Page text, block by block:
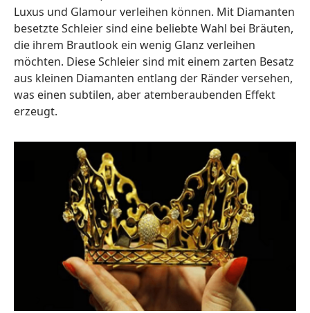
Luxus und Glamour verleihen können. Mit Diamanten
besetzte Schleier sind eine beliebte Wahl bei Bräuten,
die ihrem Brautlook ein wenig Glanz verleihen
möchten. Diese Schleier sind mit einem zarten Besatz
aus kleinen Diamanten entlang der Ränder versehen,
was einen subtilen, aber atemberaubenden Effekt
erzeugt.